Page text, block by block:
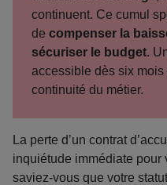
continuent. Ce cumul
de compenser la
sécuriser le budget.
accessible dès six mois
continuité du métier.
La perte d’un contrat
inquiétude immédiate pour
saviez-vous que votre